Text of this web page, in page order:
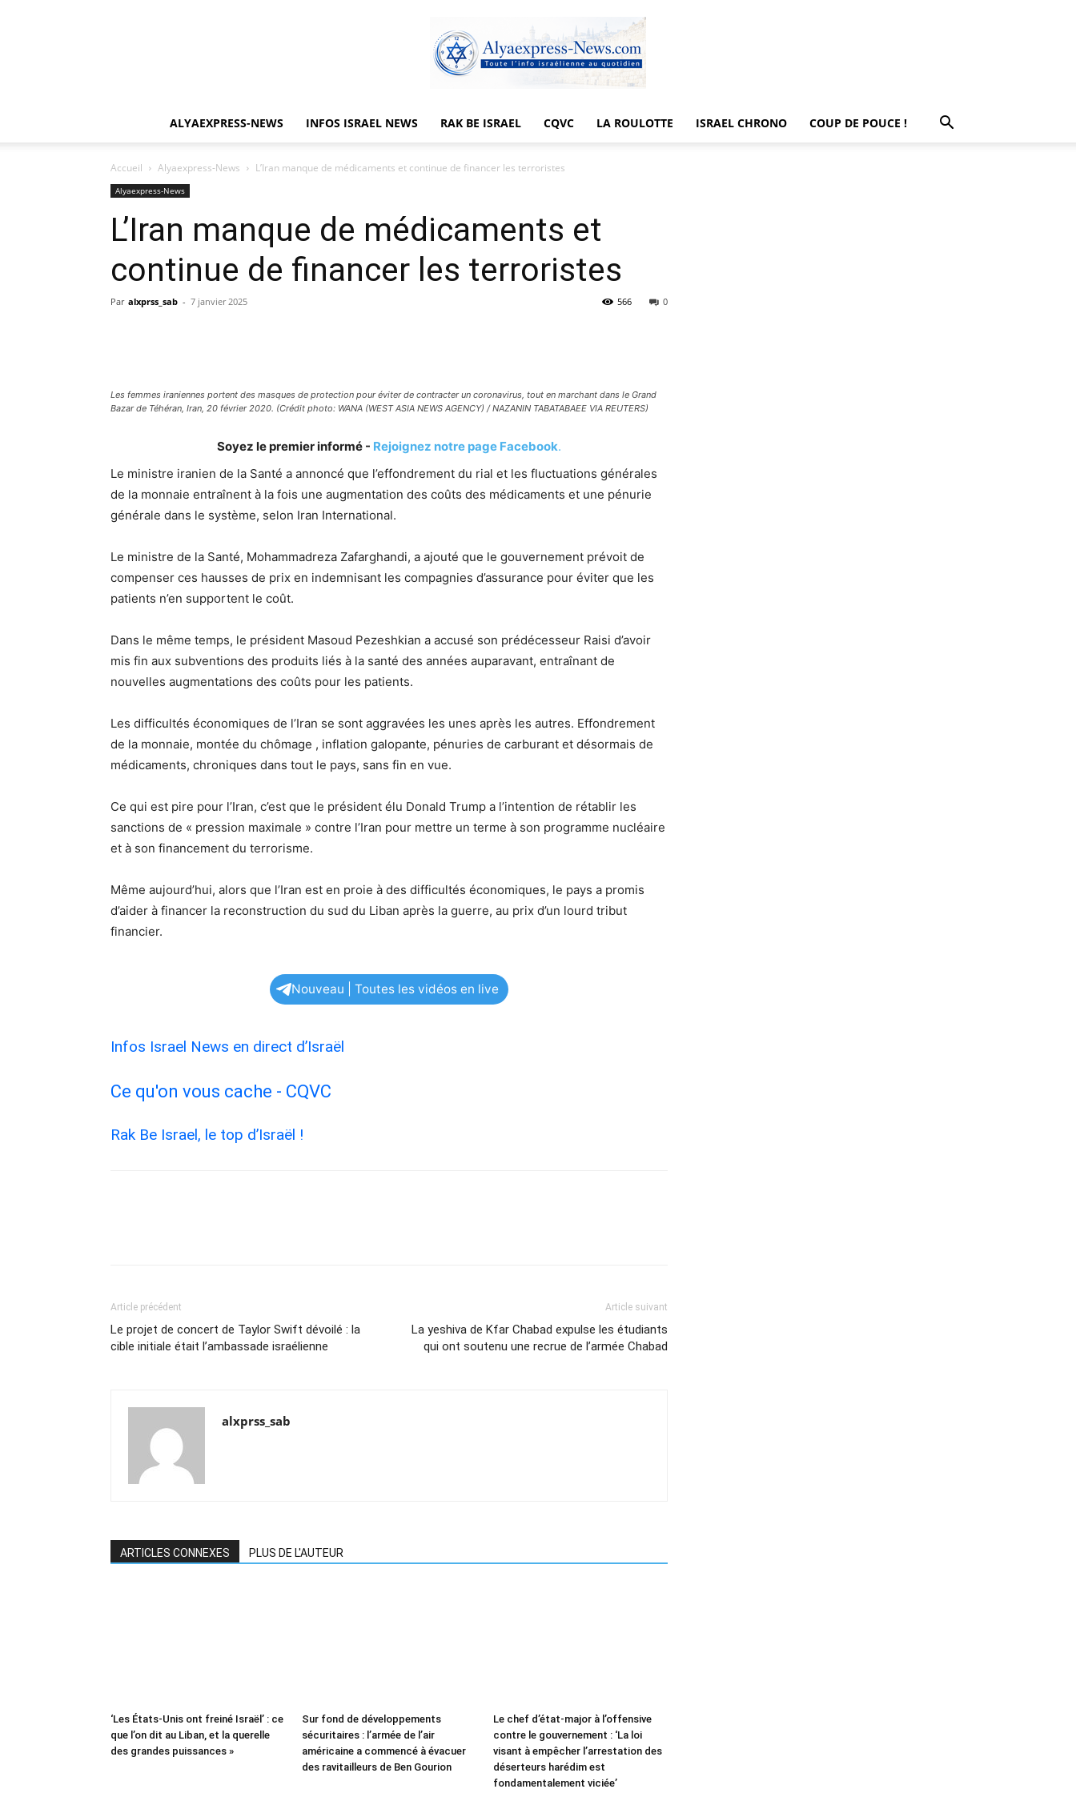
News
ALYAEXPRESS-NEWS INFOS ISRAEL NEWS RAK BE ISRAEL CQVC LA ROULOTTE ISRAEL CHRONO COUP DE POUCE !
Accueil Alyaexpress-News L’Iran manque de médicaments et continue de financer les terroristes
Alyaexpress-News
L’Iran manque de médicaments et
continue de financer les terroristes
Par alxprss_sab - 7 janvier 2025 0
566
Les femmes iraniennes portent des masques de protection pour éviter de contracter un coronavirus, tout en marchant dans le Grand
Bazar de Téhéran, Iran, 20 février 2020. (Crédit photo: WANA (WEST ASIA NEWS AGENCY) / NAZANIN TABATABAEE VIA REUTERS)
Soyez le premier informé - Rejoignez notre page Facebook.
Le ministre iranien de la Santé a annoncé que l’effondrement du rial et les fluctuations générales
de la monnaie entraînent à la fois une augmentation des coûts des médicaments et une pénurie
générale dans le système, selon Iran International.
Le ministre de la Santé, Mohammadreza Zafarghandi, a ajouté que le gouvernement prévoit de
compenser ces hausses de prix en indemnisant les compagnies d’assurance pour éviter que les
patients n’en supportent le coût.
Dans le même temps, le président Masoud Pezeshkian a accusé son prédécesseur Raisi d’avoir
mis fin aux subventions des produits liés à la santé des années auparavant, entraînant de
nouvelles augmentations des coûts pour les patients.
Les difficultés économiques de l’Iran se sont aggravées les unes après les autres. Effondrement
de la monnaie, montée du chômage , inflation galopante, pénuries de carburant et désormais de
médicaments, chroniques dans tout le pays, sans fin en vue.
Ce qui est pire pour l’Iran, c’est que le président élu Donald Trump a l’intention de rétablir les
sanctions de « pression maximale » contre l’Iran pour mettre un terme à son programme nucléaire
et à son financement du terrorisme.
Même aujourd’hui, alors que l’Iran est en proie à des difficultés économiques, le pays a promis
d’aider à financer la reconstruction du sud du Liban après la guerre, au prix d’un lourd tribut
financier.
Nouveau | Toutes les vidéos en live
Infos Israel News en direct d’Israël
Ce qu'on vous cache - CQVC
Rak Be Israel, le top d’Israël !
Article précédent
Le projet de concert de Taylor Swift dévoilé : la
cible initiale était l’ambassade israélienne
Article suivant
La yeshiva de Kfar Chabad expulse les étudiants
qui ont soutenu une recrue de l’armée Chabad
alxprss_sab
ARTICLES CONNEXES PLUS DE L'AUTEUR
‘Les États-Unis ont freiné Israël’ : ce
que l’on dit au Liban, et la querelle
des grandes puissances »
Sur fond de développements
sécuritaires : l’armée de l’air
américaine a commencé à évacuer
des ravitailleurs de Ben Gourion
Le chef d’état-major à l’offensive
contre le gouvernement : ‘La loi
visant à empêcher l’arrestation des
déserteurs harédim est
fondamentalement viciée’